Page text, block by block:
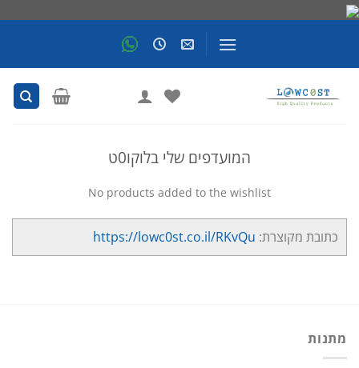
המועדפים שלי בלוקו0ט
No products added to the wishlist
כתובת מקוצרת: https://lowc0st.co.il/RKvQu
מתנות